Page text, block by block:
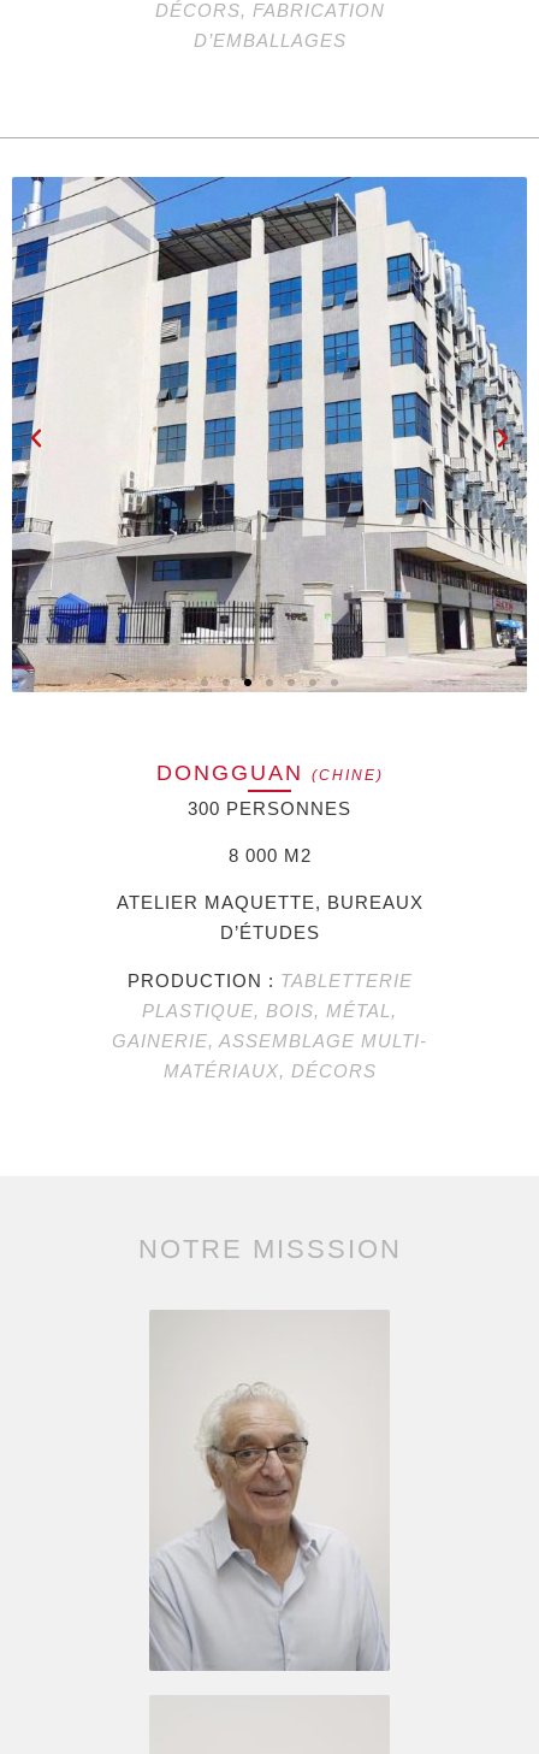
DÉCORS, FABRICATION
D’EMBALLAGES
DONGGUAN (CHINE)
300 PERSONNES
8 000 M2
ATELIER MAQUETTE, BUREAUX
D’ÉTUDES
PRODUCTION : TABLETTERIE
PLASTIQUE, BOIS, MÉTAL,
GAINERIE, ASSEMBLAGE MULTI-
MATÉRIAUX, DÉCORS
NOTRE MISSSION